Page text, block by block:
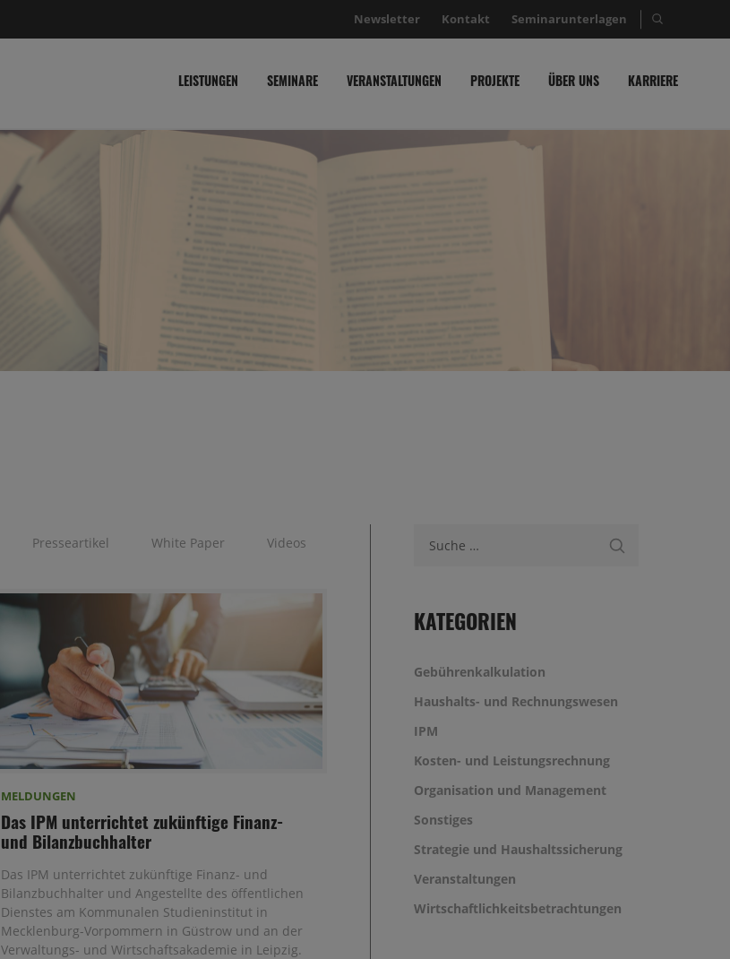
Newsletter Kontakt Seminarunterlagen Suche
LEISTUNGEN SEMINARE VERANSTALTUNGEN PROJEKTE ÜBER UNS KARRIERE
Presseartikel White Paper Videos
MELDUNGEN
Das IPM unterrichtet zukünftige Finanz-
und Bilanzbuchhalter
Das IPM unterrichtet zukünftige Finanz- und
Bilanzbuchhalter und Angestellte des öffentlichen
Dienstes am Kommunalen Studieninstitut in
Mecklenburg-Vorpommern in Güstrow und an der
Verwaltungs- und Wirtschaftsakademie in Leipzig.
KATEGORIEN
Gebührenkalkulation
Haushalts- und Rechnungswesen
IPM
Kosten- und Leistungsrechnung
Organisation und Management
Sonstiges
Strategie und Haushaltssicherung
Veranstaltungen
Wirtschaftlichkeitsbetrachtungen